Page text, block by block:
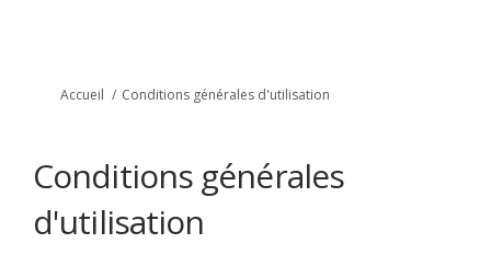
Vous êtes ici:
Accueil Conditions générales d'utilisation
Conditions générales
d'utilisation